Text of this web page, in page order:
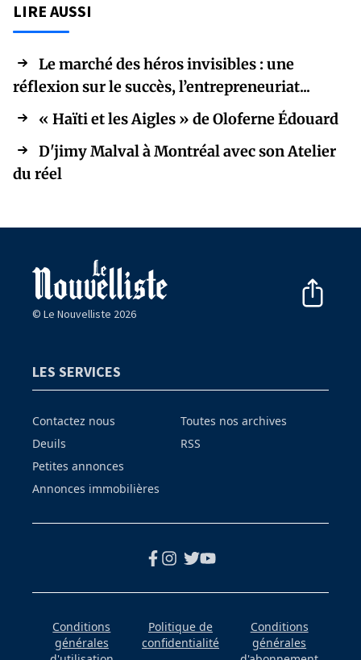
LIRE AUSSI
Le marché des héros invisibles : une
réflexion sur le succès, l’entrepreneuriat...
« Haïti et les Aigles » de Oloferne Édouard
D'jimy Malval à Montréal avec son Atelier
du réel
© Le Nouvelliste 2026
LES SERVICES
Contactez nous
Deuils
Petites annonces
Annonces immobilières
Toutes nos archives
RSS
Conditions
générales
Politique de
confidentialité
Conditions
générales